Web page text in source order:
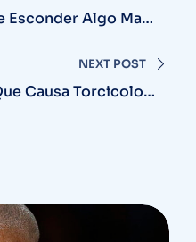
Esconder Algo Mais
NEXT POST
Causa Torcicolo E